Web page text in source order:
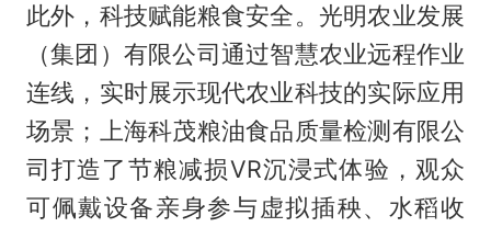
此外，科技赋能粮食安全。光明农业发展
（集团）有限公司通过智慧农业远程作业
连线，实时展示现代农业科技的实际应用
场景；上海科茂粮油食品质量检测有限公
司打造了节粮减损VR沉浸式体验，观众
可佩戴设备亲身参与虚拟插秧、水稻收